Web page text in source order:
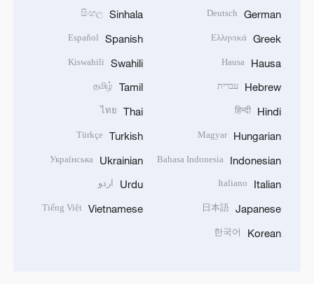
German
Deutsch
Greek
Ελληνικά
Hausa
Hausa
Hebrew עברית
Hindi
हिन्दी
Hungarian
Magyar
Indonesian
Bahasa Indonesia
Italian
Italiano
Japanese
日本語
Korean
한국어
Sinhala
සිංහල
Spanish
Español
Swahili
Kiswahili
Tamil
தமிழ்
Thai
ไทย
Turkish
Türkçe
Ukrainian
Українська
Urdu اردو
Vietnamese
Tiếng Việt